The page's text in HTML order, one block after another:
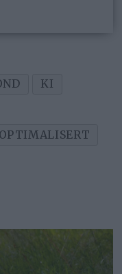
KI
OPTIMALISERT